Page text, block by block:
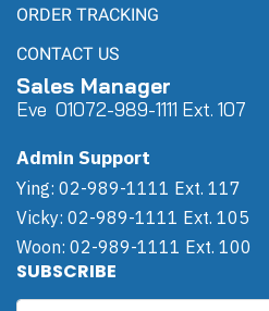
ORDER TRACKING
CONTACT US
Sales Manager
Eve 01072-989-1111 Ext. 107
Admin Support
Ying: 02-989-1111 Ext. 117
Vicky: 02-989-1111 Ext. 105
Woon: 02-989-1111 Ext. 100
SUBSCRIBE